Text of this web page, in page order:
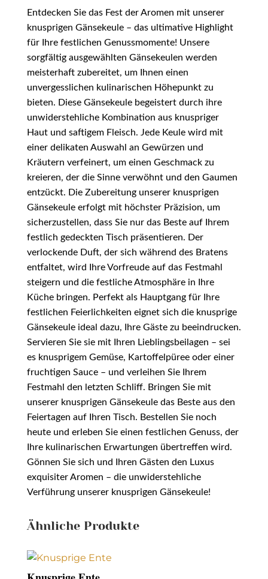
Entdecken Sie das Fest der Aromen mit unserer
knusprigen Gänsekeule – das ultimative Highlight
für Ihre festlichen Genussmomente! Unsere
sorgfältig ausgewählten Gänsekeulen werden
meisterhaft zubereitet, um Ihnen einen
unvergesslichen kulinarischen Höhepunkt zu
bieten. Diese Gänsekeule begeistert durch ihre
unwiderstehliche Kombination aus knuspriger
Haut und saftigem Fleisch. Jede Keule wird mit
einer delikaten Auswahl an Gewürzen und
Kräutern verfeinert, um einen Geschmack zu
kreieren, der die Sinne verwöhnt und den Gaumen
entzückt. Die Zubereitung unserer knusprigen
Gänsekeule erfolgt mit höchster Präzision, um
sicherzustellen, dass Sie nur das Beste auf Ihrem
festlich gedeckten Tisch präsentieren. Der
verlockende Duft, der sich während des Bratens
entfaltet, wird Ihre Vorfreude auf das Festmahl
steigern und die festliche Atmosphäre in Ihre
Küche bringen. Perfekt als Hauptgang für Ihre
festlichen Feierlichkeiten eignet sich die knusprige
Gänsekeule ideal dazu, Ihre Gäste zu beeindrucken.
Servieren Sie sie mit Ihren Lieblingsbeilagen – sei
es knusprigem Gemüse, Kartoffelpüree oder einer
fruchtigen Sauce – und verleihen Sie Ihrem
Festmahl den letzten Schliff. Bringen Sie mit
unserer knusprigen Gänsekeule das Beste aus den
Feiertagen auf Ihren Tisch. Bestellen Sie noch
heute und erleben Sie einen festlichen Genuss, der
Ihre kulinarischen Erwartungen übertreffen wird.
Gönnen Sie sich und Ihren Gästen den Luxus
exquisiter Aromen – die unwiderstehliche
Verführung unserer knusprigen Gänsekeule!
Ähnliche Produkte